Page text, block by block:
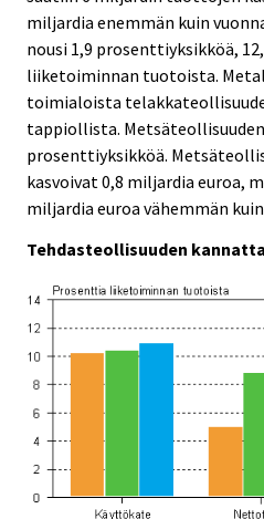
miljardia enemmän kuin
nousi 1,9 prosenttiyksikköä,
liiketoiminnan tuotoista.
toimialoista
tappiollista.
prosenttiyksikköä.
kasvoivat 0,8 miljardia euroa,
miljardia euroa vähemmän
Tehdasteollisuuden